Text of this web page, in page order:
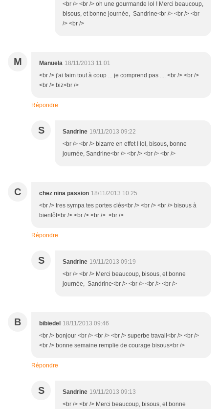
<br /> <br /> oh une gourmande lol ! Merci beaucoup,
bisous, et bonne journée, Sandrine<br /> <br /> <br
/> <br />
M Manuela 18/11/2013 11:01
<br /> j'ai faim tout à coup ... je comprend pas .... <br /> <br />
<br /> biz<br />
Répondre
S Sandrine 19/11/2013 09:22
<br /> <br /> bizarre en effet ! lol, bisous, bonne
journée, Sandrine<br /> <br /> <br /> <br />
C chez nina passion 18/11/2013 10:25
<br /> tres sympa tes portes clés<br /> <br /> <br /> bisous à
bientôt<br /> <br /> <br /> <br />
Répondre
S Sandrine 19/11/2013 09:19
<br /> <br /> Merci beaucoup, bisous, et bonne
journée, Sandrine<br /> <br /> <br /> <br />
B bibiedel 18/11/2013 09:46
<br /> bonjour <br /> <br /> <br /> superbe travail<br /> <br />
<br /> bonne semaine remplie de courage bisous<br />
Répondre
S Sandrine 19/11/2013 09:13
<br /> <br /> Merci beaucoup, bisous, et bonne